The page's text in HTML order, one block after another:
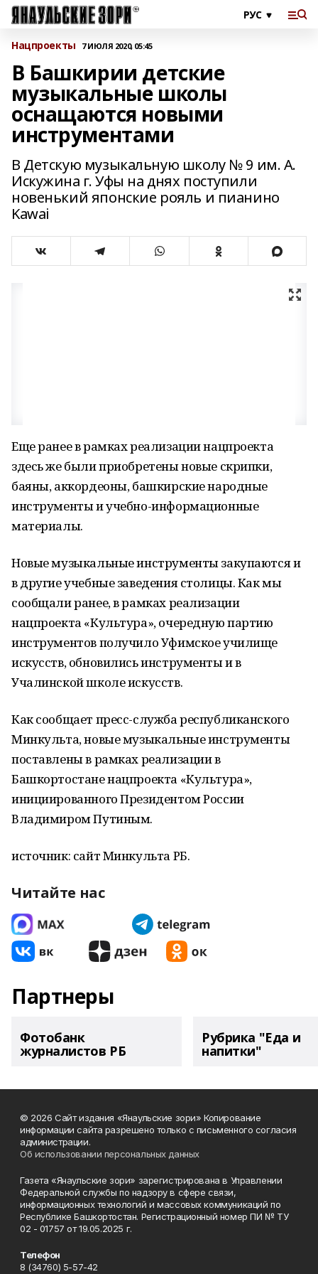
Нацпроекты 7 ИЮЛЯ 2020, 05:45
В Башкирии детские
музыкальные школы
оснащаются новыми
инструментами
В Детскую музыкальную школу № 9 им. А.
Искужина г. Уфы на днях поступили
новенький японские рояль и пианино
Kawai
Еще ранее в рамках реализации нацпроекта
здесь же были приобретены новые скрипки,
баяны, аккордеоны, башкирские народные
инструменты и учебно-информационные
материалы.
Новые музыкальные инструменты закупаются и
в другие учебные заведения столицы. Как мы
сообщали ранее, в рамках реализации
нацпроекта «Культура», очередную партию
инструментов получило Уфимское училище
искусств, обновились инструменты и в
Учалинской школе искусств.
Как сообщает пресс-служба республиканского
Минкульта, новые музыкальные инструменты
поставлены в рамках реализации в
Башкортостане нацпроекта «Культура»,
инициированного Президентом России
Владимиром Путиным.
источник: сайт Минкульта РБ.
Читайте нас
Партнеры
Фотобанк
журналистов РБ
Рубрика "Еда и
напитки"
© 2026 Сайт издания «Янаульские зори» Копирование
информации сайта разрешено только с письменного согласия
администрации.
Об использовании персональных данных
Газета «Янаульские зори» зарегистрирована в Управлении
Федеральной службы по надзору в сфере связи,
информационных технологий и массовых коммуникаций по
Республике Башкортостан. Регистрационный номер ПИ № ТУ
02 - 01757 от 19.05.2025 г.
Телефон
8 (34760) 5-57-42